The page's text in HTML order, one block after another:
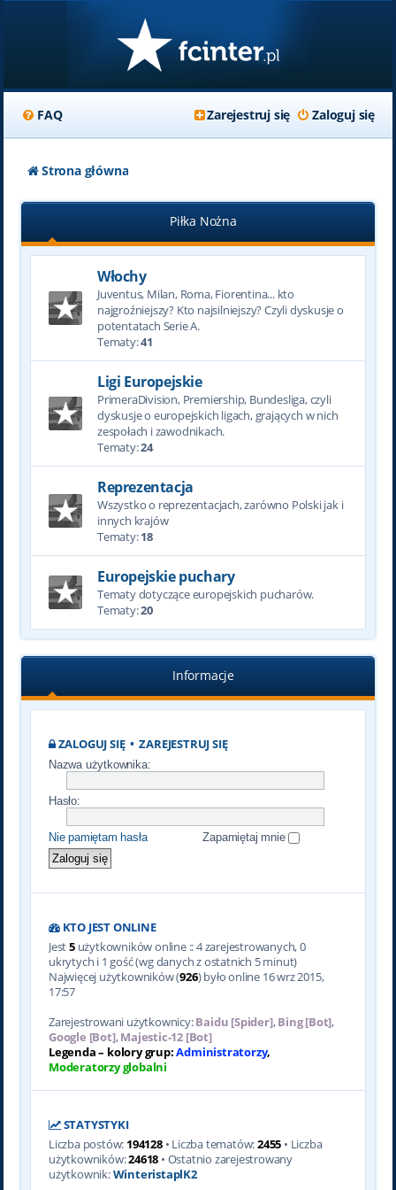
FAQ Zaloguj się
Zarejestruj się
Strona główna
Piłka Nożna
Włochy
Juventus, Milan, Roma, Fiorentina... kto
najgroźniejszy? Kto najsilniejszy? Czyli dyskusje o
potentatach Serie A.
Tematy:41
Ligi Europejskie
PrimeraDivision, Premiership, Bundesliga, czyli
dyskusje o europejskich ligach, grających w nich
zespołach i zawodnikach.
Tematy:24
Reprezentacja
Wszystko o reprezentacjach, zarówno Polski jak i
innych krajów
Tematy:18
Europejskie puchary
Tematy dotyczące europejskich pucharów.
Tematy:20
Informacje
ZALOGUJ SIĘ•ZAREJESTRUJ SIĘ
Nazwa użytkownika:
Hasło:
Nie pamiętam hasła Zapamiętaj mnie
KTO JEST ONLINE
Jest5użytkowników online :: 4 zarejestrowanych, 0
ukrytych i 1 gość (wg danych z ostatnich 5 minut)
Najwięcej użytkowników (926) było online 16 wrz 2015,
17:57
Zarejestrowani użytkownicy:Baidu [Spider],Bing [Bot],
Google [Bot],Majestic-12 [Bot]
Legenda – kolory grup:Administratorzy,
Moderatorzy globalni
STATYSTYKI
Liczba postów: 194128• Liczba tematów:2455 • Liczba
użytkowników:24618 • Ostatnio zarejestrowany
użytkownik:WinteristaplK2